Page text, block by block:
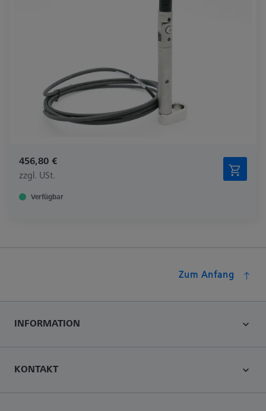
456,80 €
zzgl. USt.
Verfügbar
Zum Anfang
INFORMATION
KONTAKT